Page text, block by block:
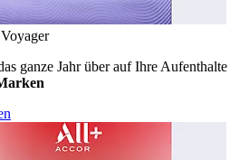
ganze Jahr über auf Ihre Aufenthalte